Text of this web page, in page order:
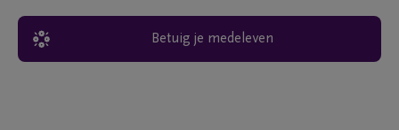
Betuig je medeleven